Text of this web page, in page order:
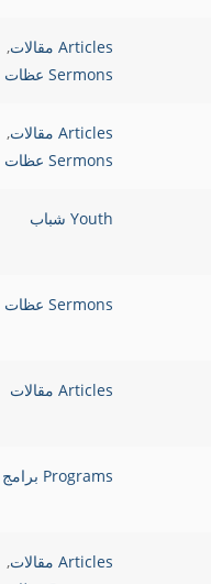
Articles مقالات
,
Sermons عظات
Articles مقالات
,
Sermons عظات
Youth شباب
Sermons عظات
Articles مقالات
Programs برامج
Articles مقالات
,